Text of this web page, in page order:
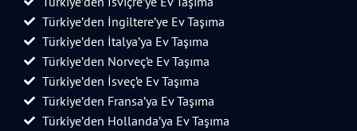
Türkiye’den İngiltere’ye Ev Taşıma
Türkiye’den İtalya’ya Ev Taşıma
Türkiye’den Norveç’e Ev Taşıma
Türkiye’den İsveç’e Ev Taşıma
Türkiye’den Fransa’ya Ev Taşıma
Türkiye’den Hollanda’ya Ev Taşıma